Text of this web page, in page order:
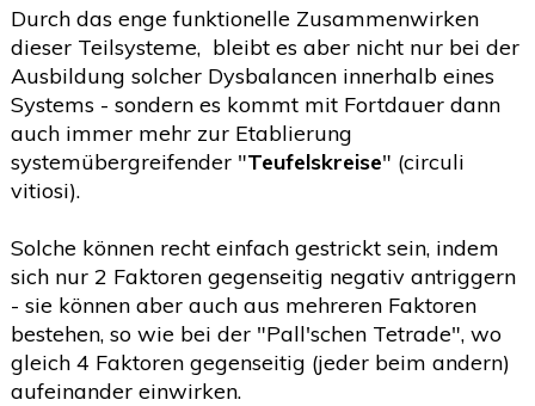
>2015(2)
Durch das enge funktionelle Zusammenwirken
dieser Teilsysteme, bleibt es aber nicht nur bei der
Ausbildung solcher Dysbalancen innerhalb eines
Systems - sondern es kommt mit Fortdauer dann
auch immer mehr zur Etablierung
systemübergreifender "Teufelskreise" (circuli
vitiosi).
Solche können recht einfach gestrickt sein, indem
sich nur 2 Faktoren gegenseitig negativ antriggern
- sie können aber auch aus mehreren Faktoren
bestehen, so wie bei der "Pall'schen Tetrade", wo
gleich 4 Faktoren gegenseitig (jeder beim andern)
aufeinander einwirken.